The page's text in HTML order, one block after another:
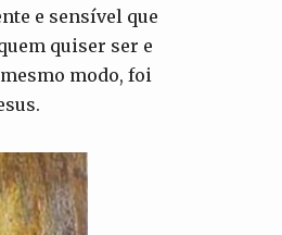
e sensível que
quiser ser e
modo, foi